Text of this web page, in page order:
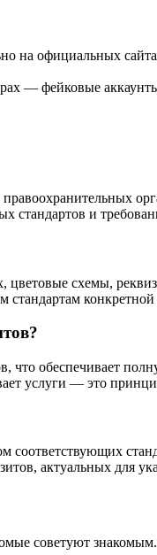
на официальных
— фейковые
стандартов и
цветовые схемы,
стандартам
обеспечивает
услуги — это
соответствующих
актуальных для
советуют